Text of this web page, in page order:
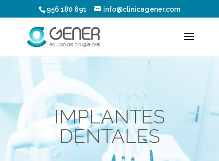
956 180 691 info@clinicagener.com
IMPLANTES
DENTALES